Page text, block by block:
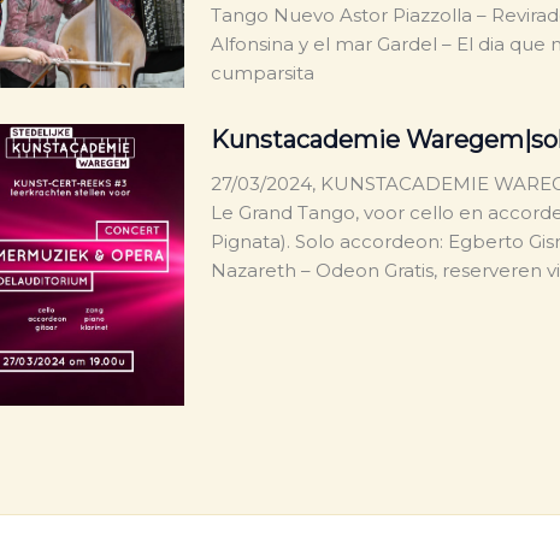
Tango Nuevo Astor Piazzolla –
Alfonsina y el mar Gardel – El dia que
cumparsita
Kunstacademie
27/03/2024, KUNSTACADEMIE
Le Grand Tango, voor cello en
Pignata). Solo accordeon: Egberto
Nazareth – Odeon Gratis, reserveren